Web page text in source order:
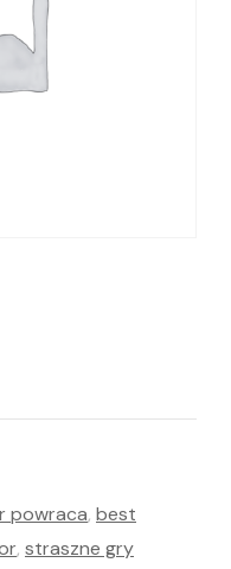
powraca, best
, straszne gry